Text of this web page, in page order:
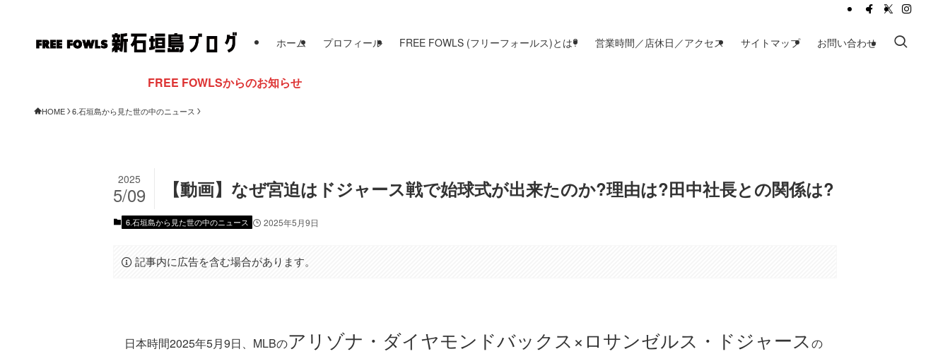
ホーム プロフィール FREE FOWLS (フリーフォールス)とは? 営業時間／店休日／アクセス サイトマップ お問い合わせ
FREE FOWLSからのお知らせ
HOME 6.石垣島から見た世の中のニュース
【動画】なぜ宮迫はドジャース戦で始球式が出来たのか?理由は?田中社長との関係は?
2025
5/09
6.石垣島から見た世の中のニュース 2025年5月9日
記事内に広告を含む場合があります。
日本時間2025年5月9日、MLBのアリゾナ・ダイヤモンドバックス×ロサンゼルス・ドジャースの